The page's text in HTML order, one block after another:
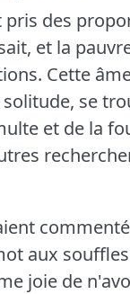
des
et la
Cette
se
et de la
aux
joie de